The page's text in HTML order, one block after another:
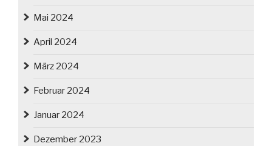
Mai 2024
April 2024
März 2024
Februar 2024
Januar 2024
Dezember 2023